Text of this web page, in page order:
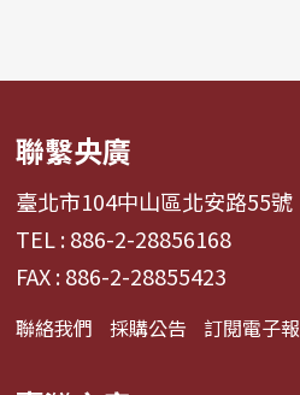
聯繫央廣
臺北市104中山區北安路55號
TEL : 886-2-28856168
FAX : 886-2-28855423
聯絡我們 採購公告 訂閱電子報